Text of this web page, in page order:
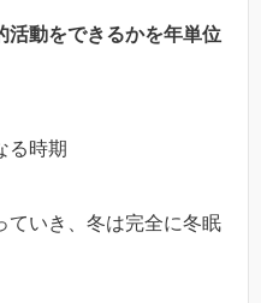
活動をできるかを年単位
る時期
ていき、冬は完全に冬眠